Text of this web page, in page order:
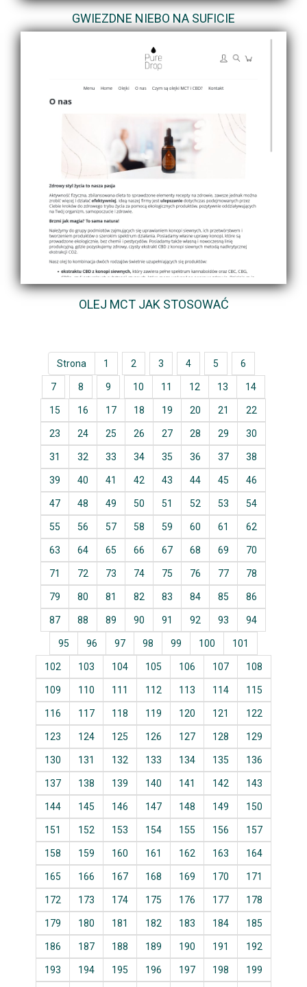
GWIEZDNE NIEBO NA SUFICIE
OLEJ MCT JAK STOSOWAĆ
Strona 1 2 3 4 5 6
7 8 9 10 11 12 13 14
15 16 17 18 19 20 21 22
23 24 25 26 27 28 29 30
31 32 33 34 35 36 37 38
39 40 41 42 43 44 45 46
47 48 49 50 51 52 53 54
55 56 57 58 59 60 61 62
63 64 65 66 67 68 69 70
71 72 73 74 75 76 77 78
79 80 81 82 83 84 85 86
87 88 89 90 91 92 93 94
95 96 97 98 99 100 101
102 103 104 105 106 107 108
109 110 111 112 113 114 115
116 117 118 119 120 121 122
123 124 125 126 127 128 129
130 131 132 133 134 135 136
137 138 139 140 141 142 143
144 145 146 147 148 149 150
151 152 153 154 155 156 157
158 159 160 161 162 163 164
165 166 167 168 169 170 171
172 173 174 175 176 177 178
179 180 181 182 183 184 185
186 187 188 189 190 191 192
193 194 195 196 197 198 199